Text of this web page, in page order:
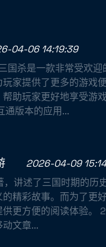
04-06 14:19:39
国杀是一款非常受欢
家提供了更多的游戏
助玩家更好地享受游
通版本的应用...
2026-04-09
讲述了三国时期的历
精彩故事。而为了更
更方便的阅读体验。
文章...